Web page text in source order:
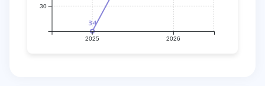
34
2025 2026
30